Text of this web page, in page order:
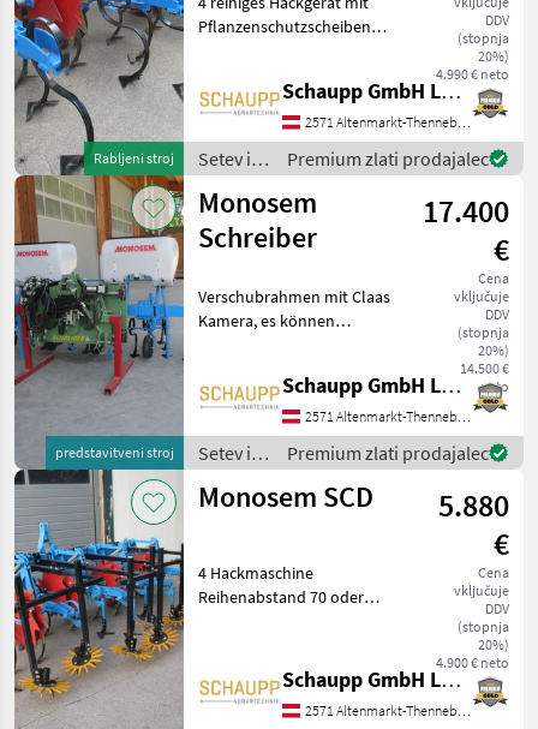
Rabljeni stroj
DDV
(stopnja
20%)
4.990 € neto
Pflanzenschutzscheiben
mit 3 Zinken, Zusätzliche
Belastungsfedern für
besseren Einzug.
Schaupp GmbH Landtechnik
2571 Altenmarkt-Thenneberg
Setev in
nega /
Monosem
Premium zlati prodajalec
predstavitveni stroj
Monosem
Schreiber
17.400
€
Cena
vključuje
DDV
(stopnja
20%)
14.500 €
neto
Verschubrahmen mit Claas
Kamera, es können
werden, Gerät ohne
Hackmaschine Setev in
nega Okopalniki
Schaupp GmbH Landtechnik
2571 Altenmarkt-Thenneberg
Setev in
nega /
Monosem
Premium zlati prodajalec
Monosem SCD
5.880
€
Cena
vključuje
DDV
(stopnja
20%)
4.900 € neto
4 Hackmaschine
Reihenabstand 70 oder
Fingerhacke, Zusäztliche
Belastungsfedern, Osnovni
okvir: Trdna stran, Vrstice:
Schaupp GmbH Landtechnik
2571 Altenmarkt-Thenneberg